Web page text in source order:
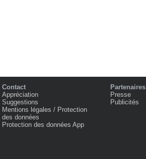
Contact
Appréciation
Suggestions
Mentions légales / Protection
des données
Protection des données App
Partenaires
Presse
Publicités